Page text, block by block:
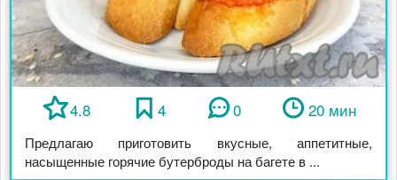
4.8 4 0 20 мин
Предлагаю приготовить вкусные, аппетитные,
насыщенные горячие бутерброды на багете в ...